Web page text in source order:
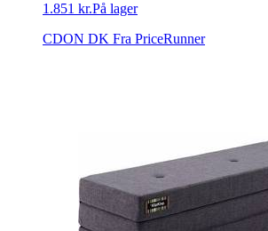
1.851 kr.På lager
CDON DK Fra PriceRunner